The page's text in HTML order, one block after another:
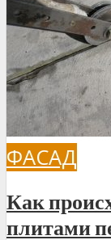
ФАСАД
Как
плитами